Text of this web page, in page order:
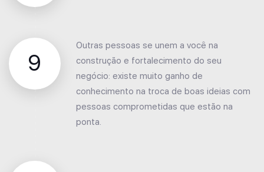
9
Outras pessoas se unem a você na
construção e fortalecimento do seu
negócio: existe muito ganho de
conhecimento na troca de boas ideias com
pessoas comprometidas que estão na
ponta.